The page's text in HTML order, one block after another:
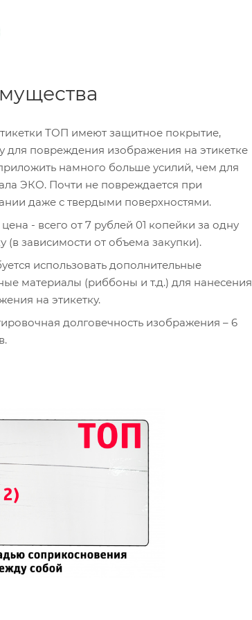
ТОП имеют защитное покрытие,
для повреждения изображения на этикетке
намного больше усилий, чем для
ЭКО. Почти не повреждается при
даже с твердыми поверхностями.
- всего от 7 рублей 01 копейки за одну
(в зависимости от объема закупки).
использовать дополнительные
материалы (риббоны и т.д.) для нанесения
на этикетку.
долговечность изображения – 6